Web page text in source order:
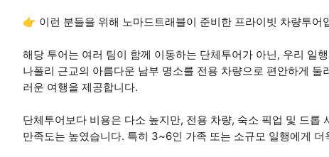
👉 이런 분들을 위해 노마드트래블이 준비한 프라이빗 차량투어
해당 투어는 여러 팀이 함께 이동하는 단체투어가 아닌, 우리 일
나폴리 근교의 아름다운 남부 명소를 전용 차량으로 편안하게
러운 여행을 제공합니다.
단체투어보다 비용은 다소 높지만, 전용 차량, 숙소 픽업 및 드롭
만족도는 높였습니다. 특히 3~6인 가족 또는 소규모 일행에게